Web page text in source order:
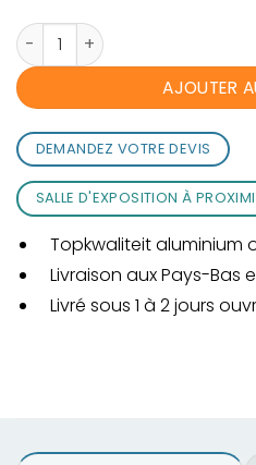
quantité de Orion wall
AJOUTER
DEMANDEZ VOTRE DEVIS
SALLE D'EXPOSITION À
Topkwaliteit aluminium
Livraison aux Pays-Bas
Livré sous 1 à 2 jours